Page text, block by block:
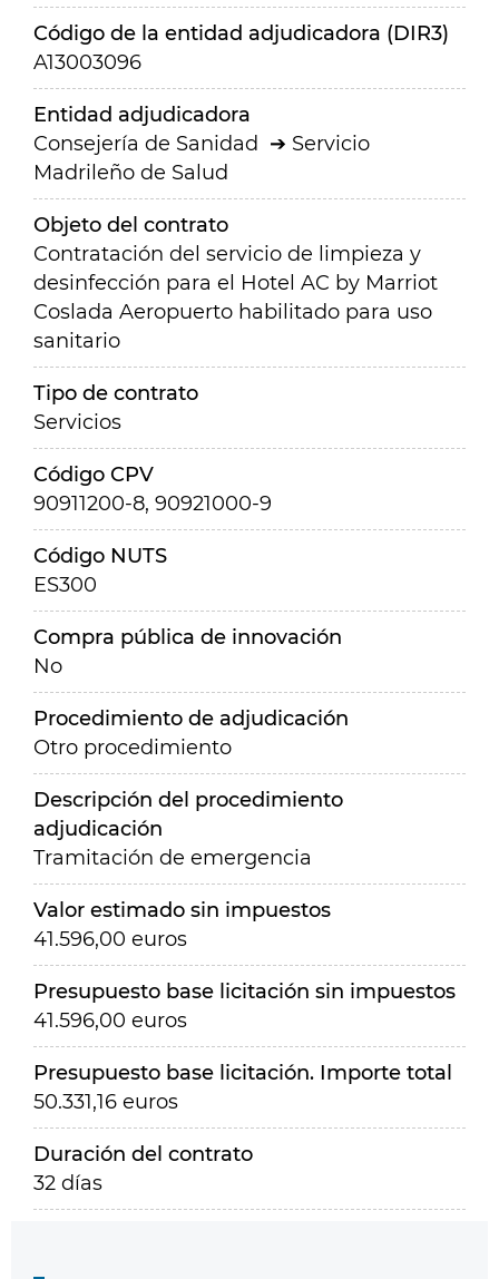
Código de la entidad adjudicadora (DIR3)
A13003096
Entidad adjudicadora
Consejería de Sanidad
Servicio
Madrileño de Salud
Objeto del contrato
Contratación del servicio de limpieza y
desinfección para el Hotel AC by Marriot
Coslada Aeropuerto habilitado para uso
sanitario
Tipo de contrato
Servicios
Código CPV
90911200-8, 90921000-9
Código NUTS
ES300
Compra pública de innovación
No
Procedimiento de adjudicación
Otro procedimiento
Descripción del procedimiento
adjudicación
Tramitación de emergencia
Valor estimado sin impuestos
41.596,00 euros
Presupuesto base licitación sin impuestos
41.596,00 euros
Presupuesto base licitación. Importe total
50.331,16 euros
Duración del contrato
32 días